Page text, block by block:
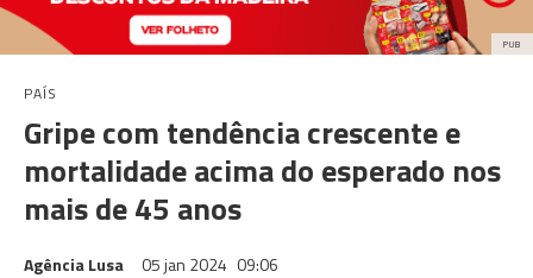
PUB
PAÍS
Gripe com tendência crescente e
mortalidade acima do esperado nos
mais de 45 anos
Agência Lusa 05 jan 2024 09:06